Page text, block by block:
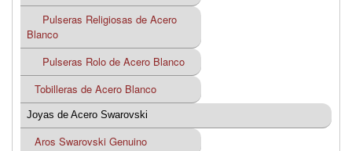
Pulseras Religiosas de Acero
Blanco
Pulseras Rolo de Acero Blanco
Tobilleras de Acero Blanco
Joyas de Acero Swarovski
Aros Swarovski Genuino